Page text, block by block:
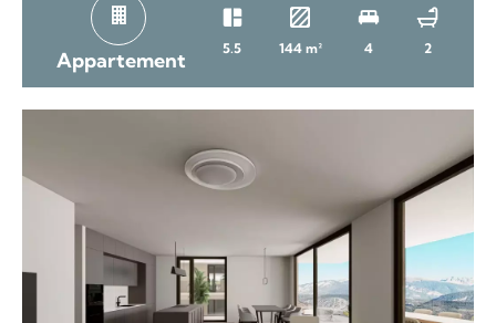
Appartement 5.5 144 m² 4 2